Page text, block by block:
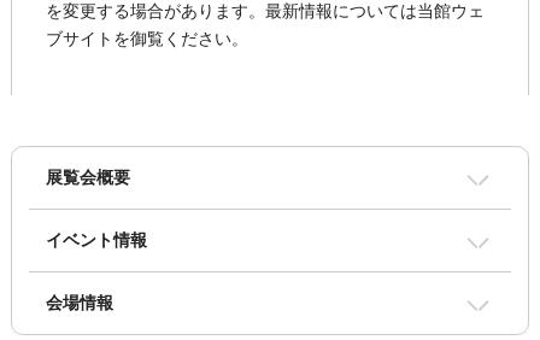
を変更する場合があります。最新情報については当館ウェ
ブサイトを御覧ください。
展覧会概要
イベント情報
会場情報